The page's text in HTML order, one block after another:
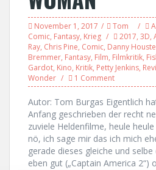
November 1, 2017 Tom
Comic, Fantasy, Krieg 2017, 3D,
Ray, Chris Pine, Comic, Danny
Bremmer, Fantasy, Film, Filmkritik,
Gardot, Kino, Kritik, Petty Jenkins,
Wonder
1 Comment
Autor: Tom Burgas Eigentlich
Anfang geschrieben der recht
zuviele Heldenfilme, heule
nö, ich sage mir das ich mich
gerade dieses gleiche und
eben gut („Captain America 2“)